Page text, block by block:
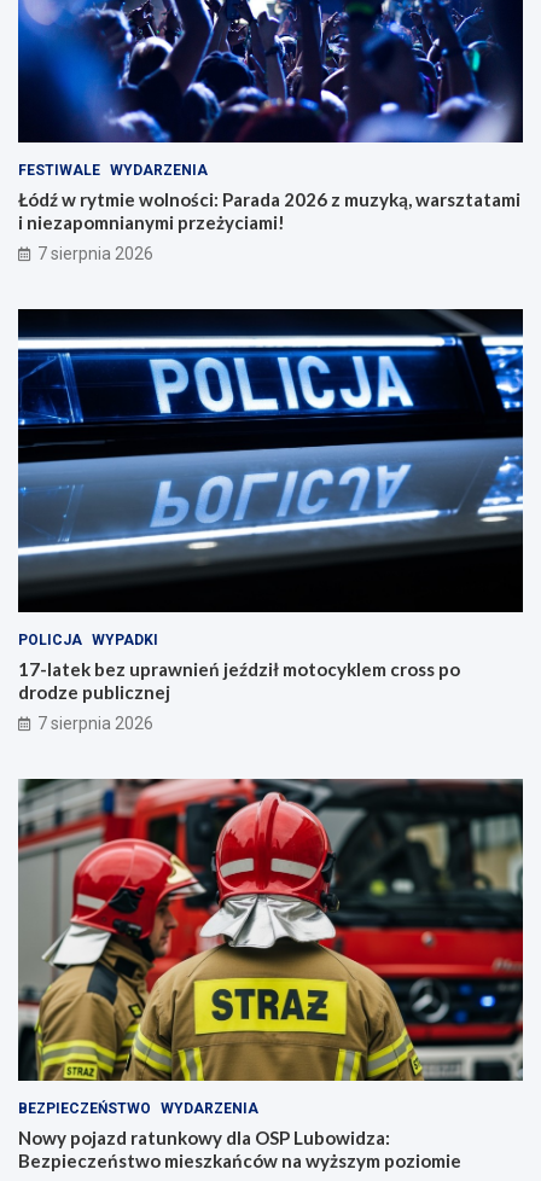
FESTIWALE WYDARZENIA
Łódź w rytmie wolności: Parada 2026 z muzyką, warsztatami
i niezapomnianymi przeżyciami!
7 sierpnia 2026
POLICJA WYPADKI
17-latek bez uprawnień jeździł motocyklem cross po
drodze publicznej
7 sierpnia 2026
BEZPIECZEŃSTWO WYDARZENIA
Nowy pojazd ratunkowy dla OSP Lubowidza:
Bezpieczeństwo mieszkańców na wyższym poziomie